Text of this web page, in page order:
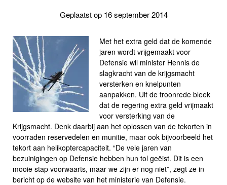
Geplaatst op 16 september 2014
Met het extra geld dat de komende
jaren wordt vrijgemaakt voor
Defensie wil minister Hennis de
slagkracht van de krijgsmacht
versterken en knelpunten
aanpakken. Uit de troonrede bleek
dat de regering extra geld vrijmaakt
voor versterking van de
Krijgsmacht. Denk daarbij aan het oplossen van de tekorten in
voorraden reservedelen en munitie, maar ook bijvoorbeeld het
tekort aan helikoptercapaciteit. “De vele jaren van
bezuinigingen op Defensie hebben hun tol geëist. Dit is een
mooie stap voorwaarts, maar we zijn er nog niet”, zegt ze in
bericht op de website van het ministerie van Defensie.